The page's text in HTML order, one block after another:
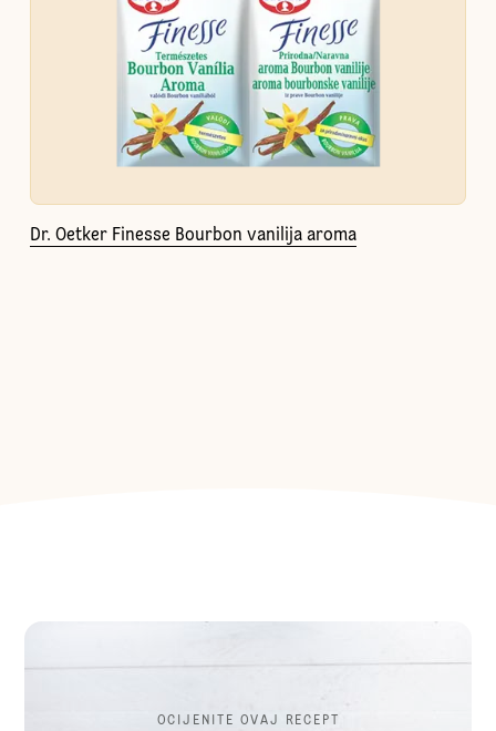
Dr. Oetker Finesse Bourbon vanilija aroma
OCIJENITE OVAJ RECEPT